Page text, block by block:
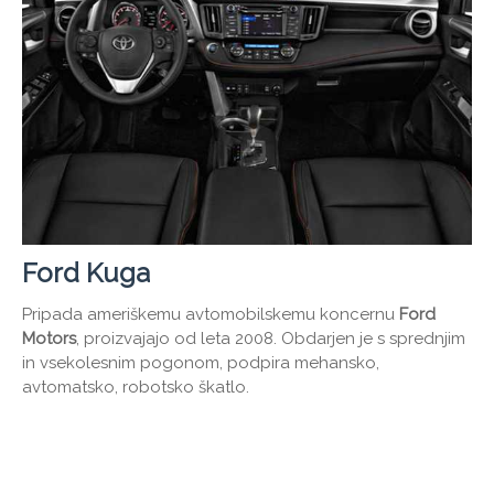
Ford Kuga
Pripada ameriškemu avtomobilskemu koncernu Ford
Motors, proizvajajo od leta 2008. Obdarjen je s sprednjim
in vsekolesnim pogonom, podpira mehansko,
avtomatsko, robotsko škatlo.